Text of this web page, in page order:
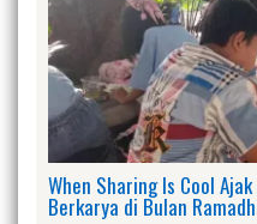
When Sharing Is Cool
Berkarya di Bulan